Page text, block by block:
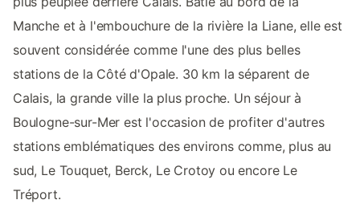
Manche et à l'embouchure de la rivière la Liane, elle est
souvent considérée comme l'une des plus belles
stations de la Côté d'Opale. 30 km la séparent de
Calais, la grande ville la plus proche. Un séjour à
Boulogne-sur-Mer est l'occasion de profiter d'autres
stations emblématiques des environs comme, plus au
sud, Le Touquet, Berck, Le Crotoy ou encore Le
Tréport.